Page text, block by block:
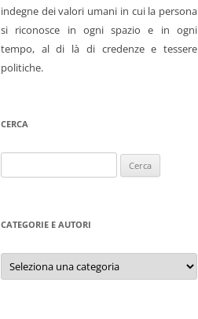
indegne dei valori umani in cui la persona
si riconosce in ogni spazio e in ogni
tempo, al di là di credenze e tessere
politiche.
CERCA
per:
CATEGORIE E AUTORI
Categorie
autori